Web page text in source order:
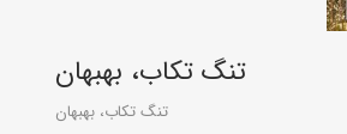
تنگ تکاب، بهبهان
تنگ تکاب، بهبهان